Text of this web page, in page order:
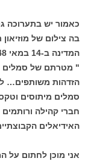
כאמור יש בתערוכה
בה צילום של
" מטרתם של סמלים
הזדהות משותפים…
סמלים מיתוסים
חברי קהילה
האידיאלים
אני מוכן לחתום על